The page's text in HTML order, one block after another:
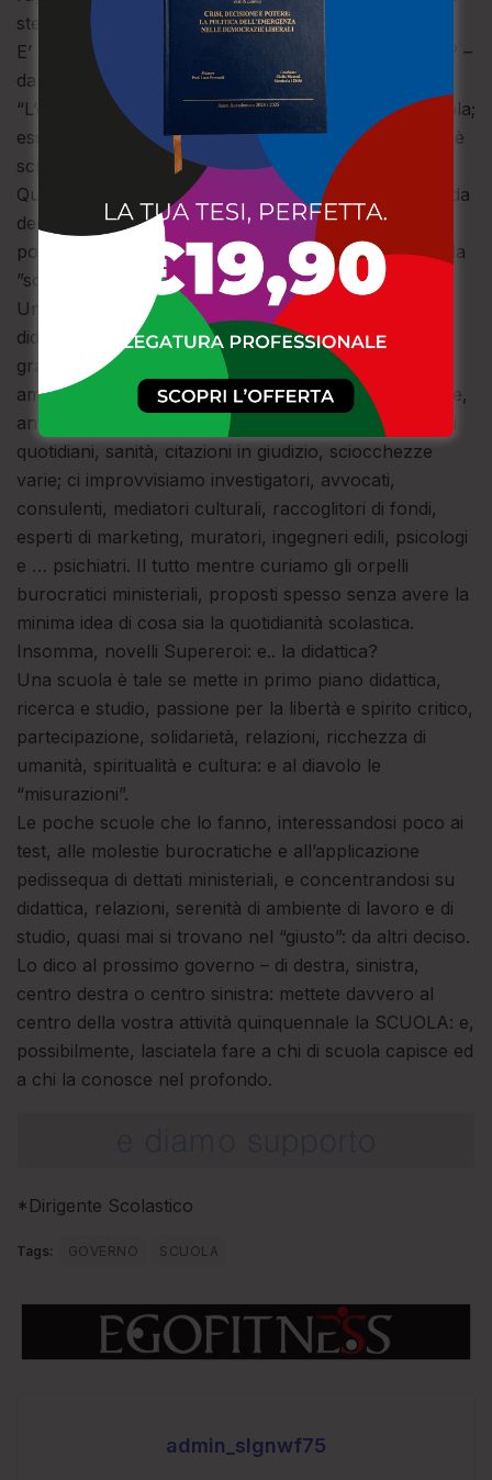
stesso tempo.
E’ la logica confindustriale dei risultati – fissati da chi? –
da conseguire a tutti i costi.
“L’oggettività delle prestazioni” misurabili, non è scuola;
essa – diceva Don Milani – o è per gli studenti o non è
scuola.
Quella vera e propria smania riformistica che ormai da
decenni ha coinvolto governi di ogni tipo e colore
politico (anche l’ultimo che ha avviato cambiamenti da
”scaduto”), ha quasi sempre avuto esiti nefasti.
Un tempo c’erano i “Prèsidi” concentrati su scuola,
didattica, formazione; oggi, da “dirigenti scolastici”
gravati da responsabilità uniche nella pubblica
amministrazione, ci occupiamo di sicurezza, forniture,
anticorruzione, codici e codicilli, privacy, monitoraggi
quotidiani, sanità, citazioni in giudizio, sciocchezze
varie; ci improvvisiamo investigatori, avvocati,
consulenti, mediatori culturali, raccoglitori di fondi,
esperti di marketing, muratori, ingegneri edili, psicologi
e … psichiatri. Il tutto mentre curiamo gli orpelli
burocratici ministeriali, proposti spesso senza avere la
minima idea di cosa sia la quotidianità scolastica.
Insomma, novelli Supereroi: e.. la didattica?
Una scuola è tale se mette in primo piano didattica,
ricerca e studio, passione per la libertà e spirito critico,
partecipazione, solidarietà, relazioni, ricchezza di
umanità, spiritualità e cultura: e al diavolo le
“misurazioni”.
Le poche scuole che lo fanno, interessandosi poco ai
test, alle molestie burocratiche e all’applicazione
pedissequa di dettati ministeriali, e concentrandosi su
didattica, relazioni, serenità di ambiente di lavoro e di
studio, quasi mai si trovano nel “giusto”: da altri deciso.
Lo dico al prossimo governo – di destra, sinistra,
centro destra o centro sinistra: mettete davvero al
centro della vostra attività quinquennale la SCUOLA: e,
possibilmente, lasciatela fare a chi di scuola capisce ed
a chi la conosce nel profondo.
*Dirigente Scolastico
Tags: GOVERNO SCUOLA
admin_slgnwf75